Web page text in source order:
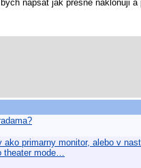
napsat jak přesně naklonuji
ako primarny monitor, alebo v
mode…